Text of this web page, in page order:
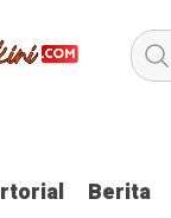
Berita
Berita